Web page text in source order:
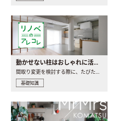
動かせない柱はおしゃれに活用！柱を魅せるリノベーション(リノベ)4選
間取り変更を検討する際に、たびたび皆さんの頭を悩ませる動か..
基礎知識